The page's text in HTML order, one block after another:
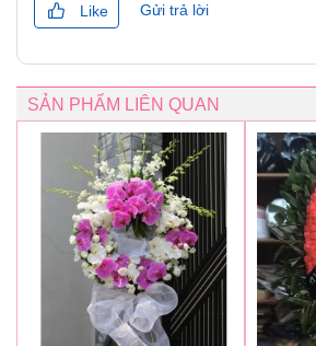
Like Gửi trả lời
SẢN PHẨM LIÊN QUAN